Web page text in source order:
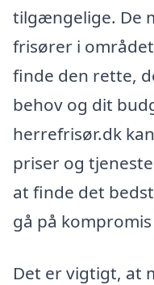
tilgængelige. De
frisører i
finde den rette,
behov og dit
herrefrisør.dk
priser og
at finde det
gå på
Det er vigtigt, at